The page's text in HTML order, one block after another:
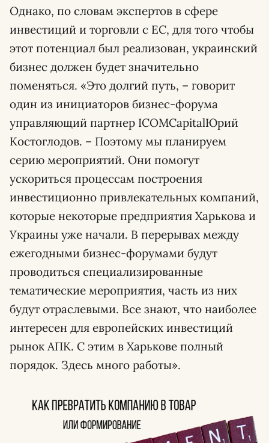
Однако, по словам экспертов в сфере
инвестиций и торговли с ЕС, для того чтобы
этот потенциал был реализован, украинский
бизнес должен будет значительно
поменяться. «Это долгий путь, – говорит
один из инициаторов бизнес-форума
управляющий партнер ICOMCapitalЮрий
Костоглодов. – Поэтому мы планируем
серию мероприятий. Они помогут
ускориться процессам построения
инвестиционно привлекательных компаний,
которые некоторые предприятия Харькова и
Украины уже начали. В перерывах между
ежегодными бизнес-форумами будут
проводиться специализированные
тематические мероприятия, часть из них
будут отраслевыми. Все знают, что наиболее
интересен для европейских инвестиций
рынок АПК. С этим в Харькове полный
порядок. Здесь много работы».